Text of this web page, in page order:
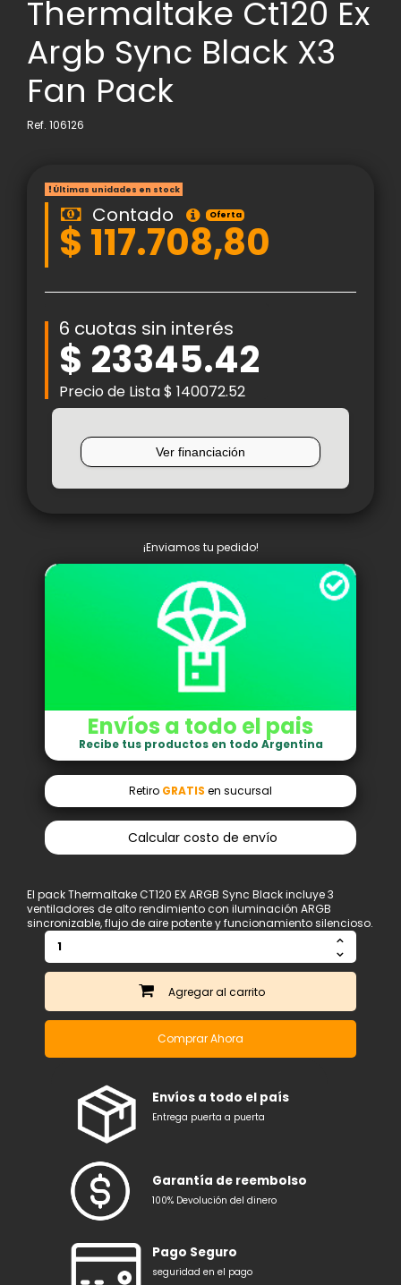
Thermaltake Ct120 Ex
Argb Sync Black X3
Fan Pack
Ref. 106126
Últimas unidades en stock
Contado Oferta
$ 117.708,80
6 cuotas sin interés
$ 23345.42
Precio de Lista $ 140072.52
¡Enviamos tu pedido!
Envíos a todo el pais
Recibe tus productos en todo Argentina
Retiro GRATIS en sucursal
Calcular costo de envío
El pack Thermaltake CT120 EX ARGB Sync Black incluye 3
ventiladores de alto rendimiento con iluminación ARGB
sincronizable, flujo de aire potente y funcionamiento silencioso.
Agregar
Comprar Ahora
Envíos a todo el país
Entrega puerta a puerta
Garantía de reembolso
100% Devolución del dinero
Pago Seguro
seguridad en el pago